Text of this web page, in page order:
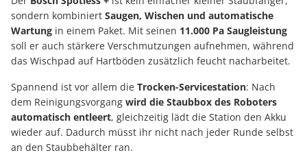
sondern kombiniert Saugen, Wischen und automatische
Wartung in einem Paket. Mit seinen 11.000 Pa Saugleistung
soll er auch stärkere Verschmutzungen aufnehmen, während
das Wischpad auf Hartböden zusätzlich feucht nacharbeitet.
Spannend ist vor allem die Trocken-Servicestation: Nach
dem Reinigungsvorgang wird die Staubbox des Roboters
automatisch entleert, gleichzeitig lädt die Station den Akku
wieder auf. Dadurch müsst ihr nicht nach jeder Runde selbst
an den Staubbehälter ran.